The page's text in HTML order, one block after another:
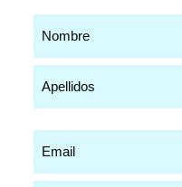
(Obligatorio)
(Obligatorio)